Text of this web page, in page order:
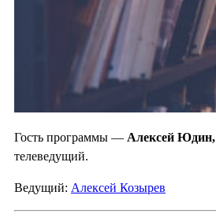
Гость программы — Алексей Юдин,
телеведущий.
Ведущий: Алексей Козырев